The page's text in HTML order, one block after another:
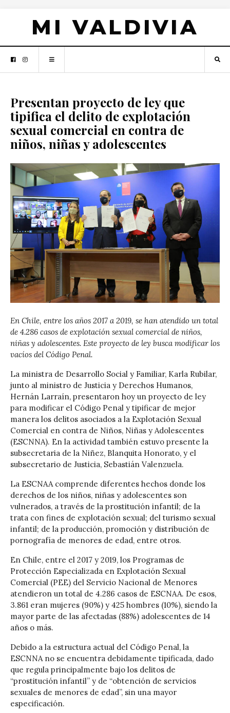
MI VALDIVIA
Presentan proyecto de ley que
tipifica el delito de explotación
sexual comercial en contra de
niños, niñas y adolescentes
En Chile, entre los años 2017 a 2019, se han atendido un total
de 4.286 casos de explotación sexual comercial de niños,
niñas y adolescentes. Este proyecto de ley busca modificar los
vacíos del Código Penal.
La ministra de Desarrollo Social y Familiar, Karla Rubilar,
junto al ministro de Justicia y Derechos Humanos,
Hernán Larraín, presentaron hoy un proyecto de ley
para modificar el Código Penal y tipificar de mejor
manera los delitos asociados a la Explotación Sexual
Comercial en contra de Niños, Niñas y Adolescentes
(ESCNNA). En la actividad también estuvo presente la
subsecretaria de la Niñez, Blanquita Honorato, y el
subsecretario de Justicia, Sebastián Valenzuela.
La ESCNAA comprende diferentes hechos donde los
derechos de los niños, niñas y adolescentes son
vulnerados, a través de la prostitución infantil; de la
trata con fines de explotación sexual; del turismo sexual
infantil; de la producción, promoción y distribución de
pornografía de menores de edad, entre otros.
En Chile, entre el 2017 y 2019, los Programas de
Protección Especializada en Explotación Sexual
Comercial (PEE) del Servicio Nacional de Menores
atendieron un total de 4.286 casos de ESCNAA. De esos,
3.861 eran mujeres (90%) y 425 hombres (10%), siendo la
mayor parte de las afectadas (88%) adolescentes de 14
años o más.
Debido a la estructura actual del Código Penal, la
ESCNNA no se encuentra debidamente tipificada, dado
que regula principalmente bajo los delitos de
“prostitución infantil” y de “obtención de servicios
sexuales de menores de edad”, sin una mayor
especificación.